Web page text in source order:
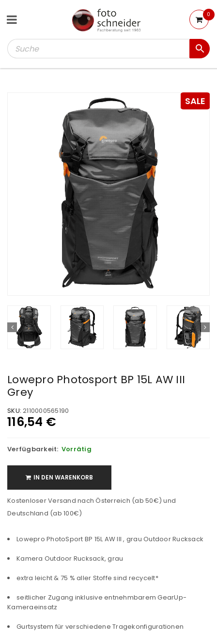
0
SALE
Lowepro Photosport BP 15L AW III
Grey
SKU: 2110000565190
116,54 €
Verfügbarkeit: Vorrätig
IN DEN WARENKORB
Kostenloser Versand nach Österreich (ab 50€) und
Deutschland (ab 100€)
Lowepro PhotoSport BP 15L AW III , grau Outdoor Rucksack
Kamera Outdoor Rucksack, grau
extra leicht & 75 % aller Stoffe sind recycelt*
seitlicher Zugang inklusive entnehmbarem GearUp-
Kameraeinsatz
Gurtsystem für verschiedene Tragekonfigurationen